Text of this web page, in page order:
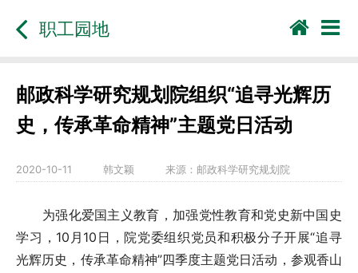
职工园地
邮政科学研究规划院组织“追寻光辉历
史，传承革命精神”主题党日活动
2020-10-11 韩文颖 来源： 邮政科学研究规划院
为强化爱国主义教育，加强党性教育和党史新中国史
学习，10月10日，院党委组织党员和积极分子开展“追寻
光辉历史，传承革命精神”四季度主题党日活动，参观香山